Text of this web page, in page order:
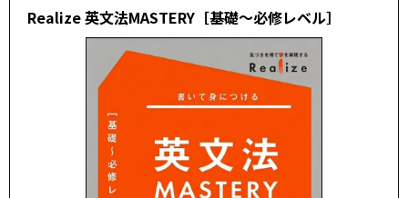
Realize 英文法MASTERY［基礎～必修レベル］